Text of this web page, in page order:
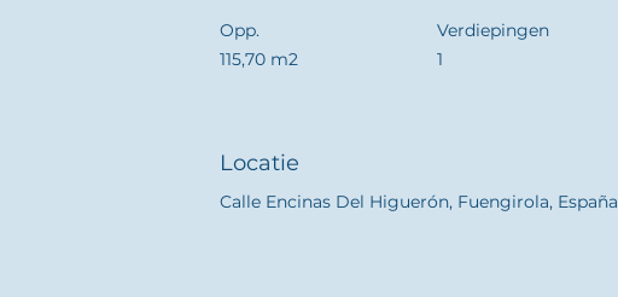
Opp.
115,70 m2
Verdiepingen
1
Locatie
Calle Encinas Del Higuerón, Fuengirola, España